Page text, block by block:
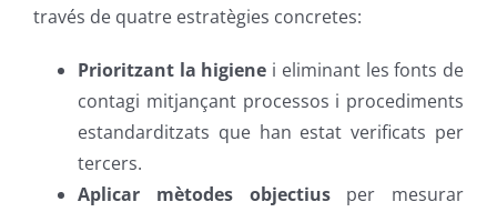
través de quatre estratègies concretes:
Prioritzant la higiene i eliminant les fonts de
contagi mitjançant processos i procediments
estandarditzats que han estat verificats per
tercers.
Aplicar mètodes objectiusper mesurar